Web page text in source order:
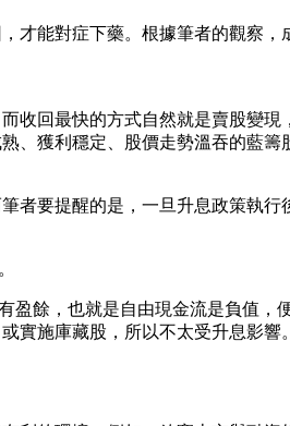
才能對症下藥。根據筆者的觀察，
收回最快的方式自然就是賣股變
、獲利穩定、股價走勢溫吞的藍籌
者要提醒的是，一旦升息政策執
餘，也就是自由現金流是負值，
實施庫藏股，所以不太受升息影響。